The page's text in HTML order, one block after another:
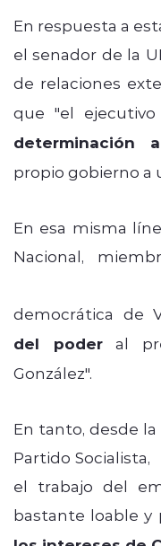
En respuesta a
el senador de la
de relaciones
que "el
determinación
propio gobierno a
En esa misma
Nacional,
democrática de
del poderal
González".
En tanto, desde
Partido Socialista,
el trabajo del
bastante loable y